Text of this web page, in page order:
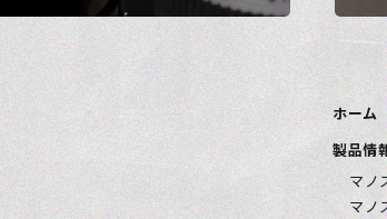
ホーム
製品情
マノ
マノ